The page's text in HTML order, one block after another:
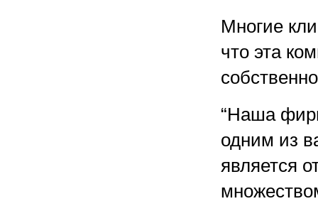
Многие
что эта
“Наша
одним из
является